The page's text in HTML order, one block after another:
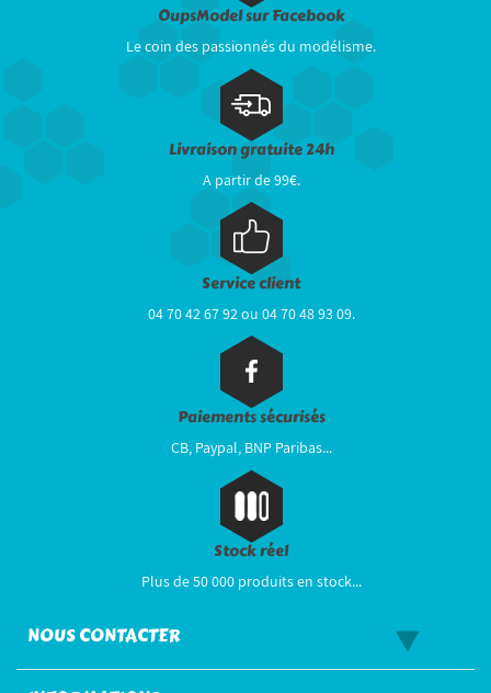
OupsModel sur Facebook
Le coin des passionnés du modélisme.
Livraison gratuite 24h
A partir de 99€.
Service client
04 70 42 67 92 ou 04 70 48 93 09.
Paiements sécurisés
CB, Paypal, BNP Paribas...
Stock réel
Plus de 50 000 produits en stock...
NOUS CONTACTER